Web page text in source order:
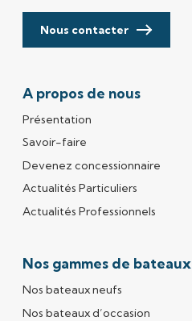
Nous contacter
A propos de nous
Présentation
Savoir-faire
Devenez concessionnaire
Actualités Particuliers
Actualités Professionnels
Nos gammes de bateaux
Nos bateaux neufs
Nos bateaux d’occasion